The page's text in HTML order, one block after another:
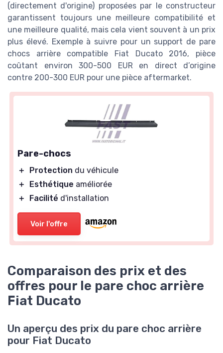
(directement d'origine) proposées par le constructeur
garantissent toujours une meilleure compatibilité et
une meilleure qualité, mais cela vient souvent à un prix
plus élevé. Exemple à suivre pour un support de pare
chocs arrière compatible Fiat Ducato 2016, pièce
coûtant environ 300-500 EUR en direct d’origine
contre 200-300 EUR pour une pièce aftermarket.
Pare-chocs
＋ Protection du véhicule
＋
Esthétique améliorée
＋
Facilité d'installation
Voir l'offre
Comparaison des prix et des
offres pour le pare choc arrière
Fiat Ducato
Un aperçu des prix du pare choc arrière
pour Fiat Ducato